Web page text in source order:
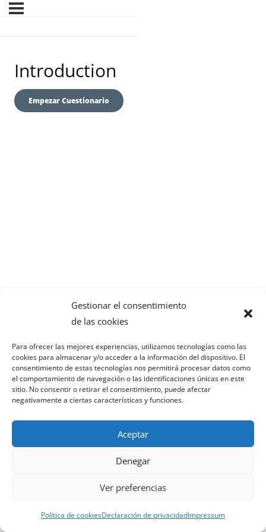
Gestionar el consentimiento
de las cookies
Para ofrecer las mejores experiencias, utilizamos tecnologías como las
cookies para almacenar y/o acceder a la información del dispositivo. El
consentimiento de estas tecnologías nos permitirá procesar datos como
el comportamiento de navegación o las identificaciones únicas en este
sitio. No consentir o retirar el consentimiento, puede afectar
negativamente a ciertas características y funciones.
Aceptar
Denegar
Ver preferencias
Política de cookiesDeclaración de privacidadImpressum
Introduction